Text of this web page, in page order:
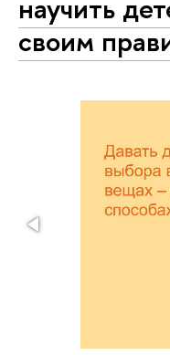
научить
своим